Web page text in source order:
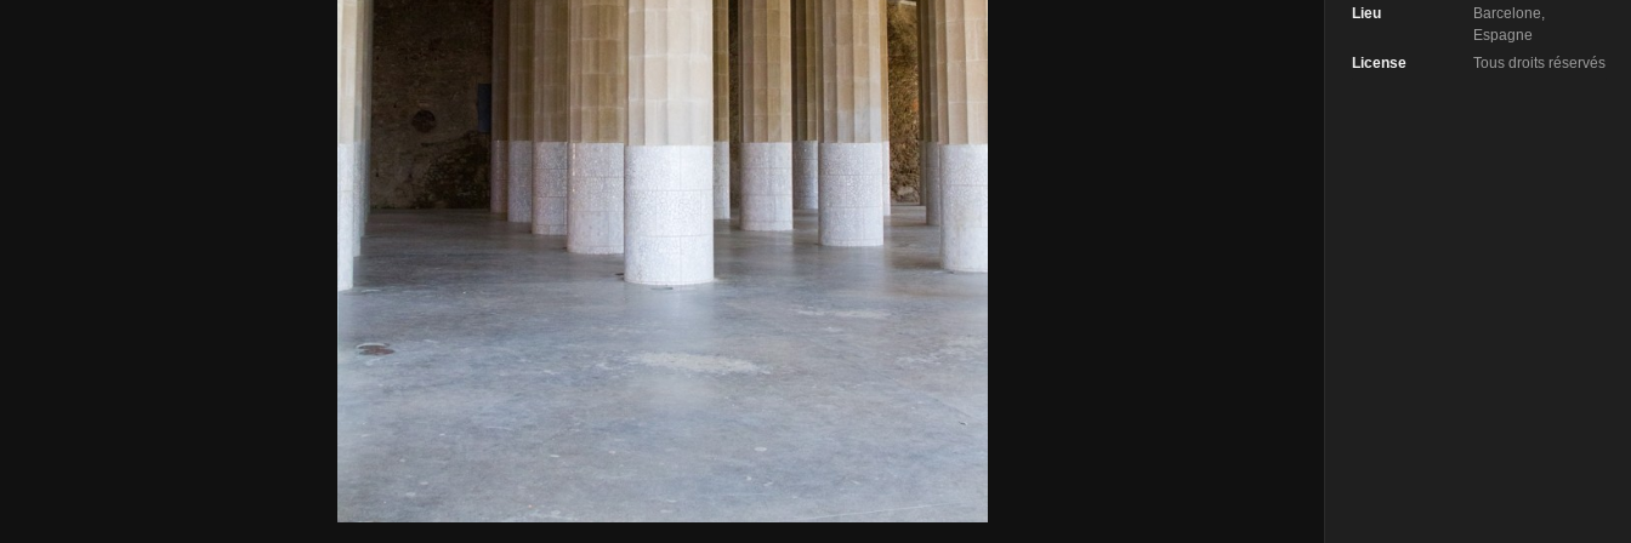
Lieu
Barcelone,
Espagne
License
Tous droits réservés